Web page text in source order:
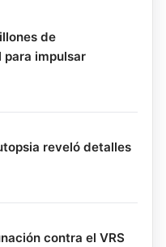
de
impulsar
reveló detalles
contra el VRS